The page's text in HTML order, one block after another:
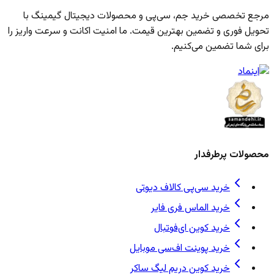
مرجع تخصصی خرید جم، سی‌پی و محصولات دیجیتال گیمینگ با
تحویل فوری و تضمین بهترین قیمت. ما امنیت اکانت و سرعت واریز را
برای شما تضمین می‌کنیم.
محصولات پرطرفدار
خرید سی‌پی کالاف دیوتی
خرید الماس فری فایر
خرید کوین ای‌فوتبال
خرید پوینت اف‌سی موبایل
خرید کوین دریم لیگ ساکر